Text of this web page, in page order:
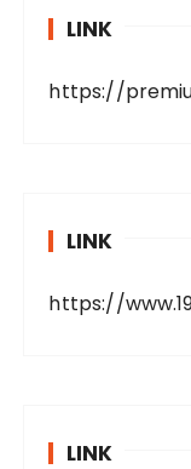
LINK
https://
LINK
https://
LINK